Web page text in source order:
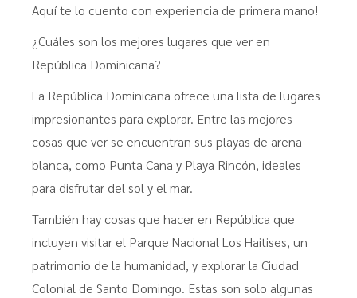
Aquí te lo cuento con experiencia de primera mano!
¿Cuáles son los mejores lugares que ver en
República Dominicana?
La República Dominicana ofrece una lista de lugares
impresionantes para explorar. Entre las mejores
cosas que ver se encuentran sus playas de arena
blanca, como Punta Cana y Playa Rincón, ideales
para disfrutar del sol y el mar.
También hay cosas que hacer en República que
incluyen visitar el Parque Nacional Los Haitises, un
patrimonio de la humanidad, y explorar la Ciudad
Colonial de Santo Domingo. Estas son solo algunas